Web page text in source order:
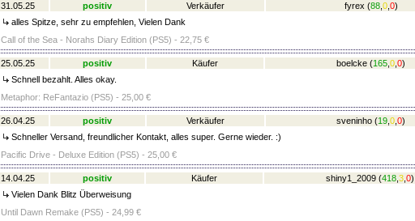
31.05.25 positiv Verkäufer fyrex (88, 0, 0)
alles Spitze, sehr zu empfehlen, Vielen Dank
Call of the Sea - Norahs Diary Edition (PS5) - 22,75 €
25.05.25 positiv Käufer boelcke (165, 0, 0)
Schnell bezahlt. Alles okay.
Metaphor: ReFantazio (PS5) - 25,00 €
26.04.25 positiv Verkäufer sveninho (19 0 0)
Schneller Versand, freundlicher Kontakt, alles super. Gerne wieder. :)
Pacific Drive - Deluxe Edition (PS5) - 25,00 €
14.04.25 positiv Käufer shiny1_2009 (418 3 0)
Vielen Dank Blitz Überweisung
Until Dawn Remake (PS5) - 24,99 €